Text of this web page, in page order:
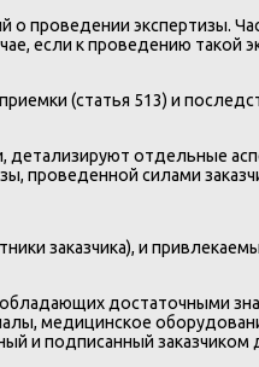
о проведении экспертизы.
если к проведению такой
(статья 513) и
отдельные
проведенной силами
заказчика), и
достаточными
медицинское
и подписанный заказчиком